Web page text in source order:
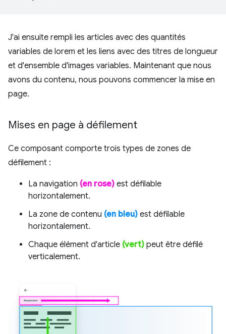
J'ai ensuite rempli les articles avec des quantités
variables de lorem et les liens avec des titres de longueur
et d'ensemble d'images variables. Maintenant que nous
avons du contenu, nous pouvons commencer la mise en
page.
Mises en page à défilement
Ce composant comporte trois types de zones de
défilement :
La navigation (en rose) est défilable
horizontalement.
La zone de contenu (en bleu) est défilable
horizontalement.
Chaque élément d'article (vert) peut être défilé
verticalement.